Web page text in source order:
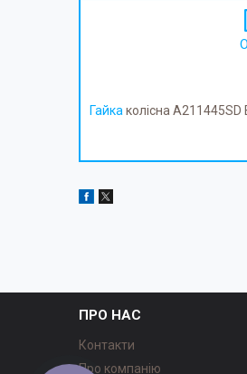
Гайкаколісна
ПРО НАС
Контакти
Про компанію